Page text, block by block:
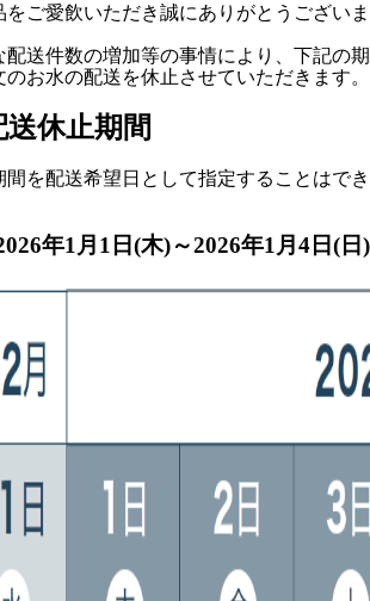
ご愛飲いただき誠にありがとうございま
送件数の増加等の事情により、下記の期
お水の配送を休止させていただきます。
休止期間
を配送希望日として指定することはでき
年1月1日(木)～2026年1月4日(日)